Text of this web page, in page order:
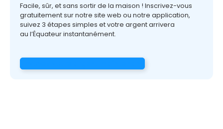
Facile, sûr, et sans sortir de la maison ! Inscrivez-vous
gratuitement sur notre site web ou notre application,
suivez 3 étapes simples et votre argent arrivera
au l’Équateurinstantanément.